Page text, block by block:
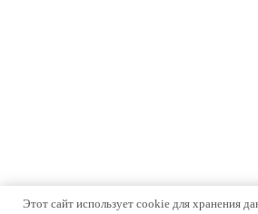
Этот сайт использует cookie для хранения